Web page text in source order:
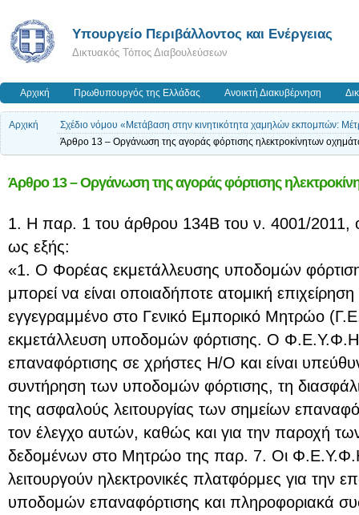
Yπουργείο Περιβάλλοντος και Ενέργειας
Δικτυακός Τόπος Διαβουλεύσεων
Αρχική Πρωθυπουργός της Ελλάδας Ανοικτή Διακυβέρνηση
Αρχική
Σχέδιο νόμου «Μετάβαση στην κινητικότητα χαμηλών εκπομπών:
Άρθρο 13 – Οργάνωση της αγοράς φόρτισης ηλεκτροκίνητων
Άρθρο 13 – Οργάνωση της αγοράς φόρτισης
1. Η παρ. 1 του άρθρου 134Β του ν. 4001/2011,
ως εξής:
«1. Ο Φορέας εκμετάλλευσης υποδομών
μπορεί να είναι οποιαδήποτε ατομική
εγγεγραμμένο στο Γενικό Εμπορικό Μητρώο
εκμετάλλευση υποδομών φόρτισης. Ο
επαναφόρτισης σε χρήστες Η/Ο και είναι
συντήρηση των υποδομών φόρτισης, τη
της ασφαλούς λειτουργίας των σημείων
τον έλεγχο αυτών, καθώς και για την παροχή
δεδομένων στο Μητρώο της παρ. 7. Οι
λειτουργούν ηλεκτρονικές πλατφόρμες για την
υποδομών επαναφόρτισης και πληροφοριακά